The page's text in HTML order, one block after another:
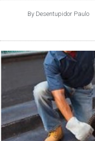
By Desentupidor Paulo